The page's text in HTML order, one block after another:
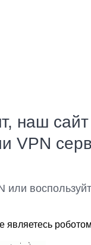
наш сайт
VPN
или
являетесь роботом